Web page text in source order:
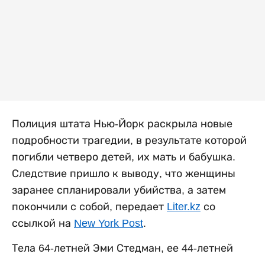
Полиция штата Нью-Йорк раскрыла новые
подробности трагедии, в результате которой
погибли четверо детей, их мать и бабушка.
Следствие пришло к выводу, что женщины
заранее спланировали убийства, а затем
покончили с собой, передает Liter.kz со
ссылкой на New York Post.
Тела 64-летней Эми Стедман, ее 44-летней